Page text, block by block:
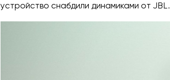
устройство снабдили динамиками от JBL.